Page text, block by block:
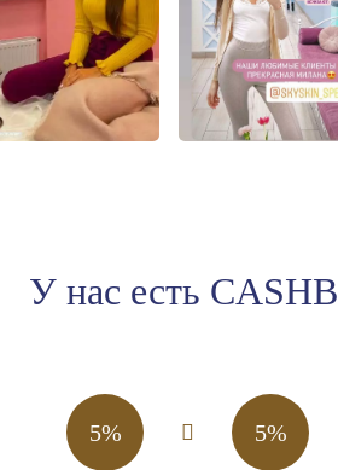
У нас есть
5% 5%